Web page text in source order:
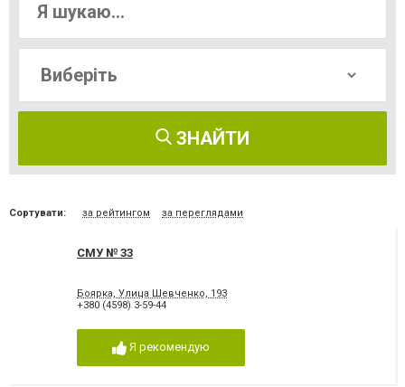
ЗНАЙТИ
Сортувати: за рейтингом за переглядами
СМУ № 33
Боярка, Улица Шевченко, 193
+380 (4598) 3-59-44
Я рекомендую